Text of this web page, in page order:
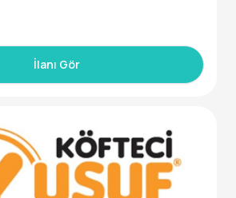
İstasyonu gibi mağazalarda, hizm
bir FMCG firmasının ürünlerinin st
yapacak, perakendeciye ürünler h
Uzmanlıklar
önem veren, iletişimi güçlü,18-35 yaş ar
mezunu veya üniversite öğrencisi adayl
İlanı Gör